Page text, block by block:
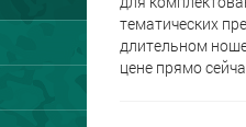
тематических
длительном
цене прямо